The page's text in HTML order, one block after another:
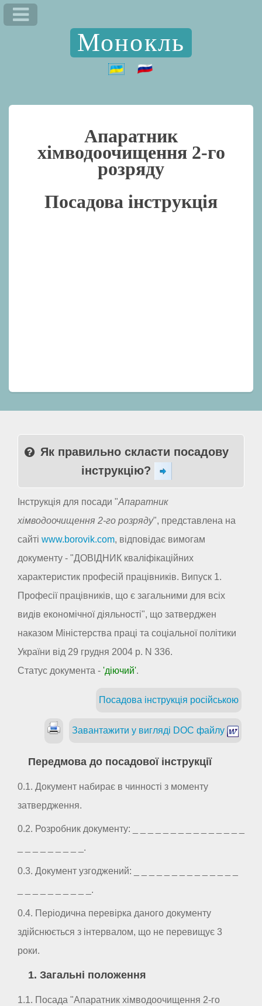
Монокль
Апаратник
хімводоочищення 2-го
розряду
Посадова інструкція
Як правильно скласти посадову
інструкцію?
Інструкція для посади "Апаратник
хімводоочищення 2-го розряду", представлена на
сайті www.borovik.com, відповідає вимогам
документу - "ДОВІДНИК кваліфікаційних
характеристик професій працівників. Випуск 1.
Професії працівників, що є загальними для всіх
видів економічної діяльності", що затверджен
наказом Міністерства праці та соціальної політики
України від 29 грудня 2004 р. N 336.
Статус документа - 'діючий'.
Посадова інструкція російською
Завантажити у вигляді DOC файлу
Передмова до посадової інструкції
0.1. Документ набирає в чинності з моменту
затвердження.
0.2. Розробник документу: _ _ _ _ _ _ _ _ _ _ _ _ _ _ _
_ _ _ _ _ _ _ _ _.
0.3. Документ узгоджений: _ _ _ _ _ _ _ _ _ _ _ _ _ _
_ _ _ _ _ _ _ _ _ _.
0.4. Періодична перевірка даного документу
здійснюється з інтервалом, що не перевищує 3
роки.
1. Загальні положення
1.1. Посада "Апаратник хімводоочищення 2-го